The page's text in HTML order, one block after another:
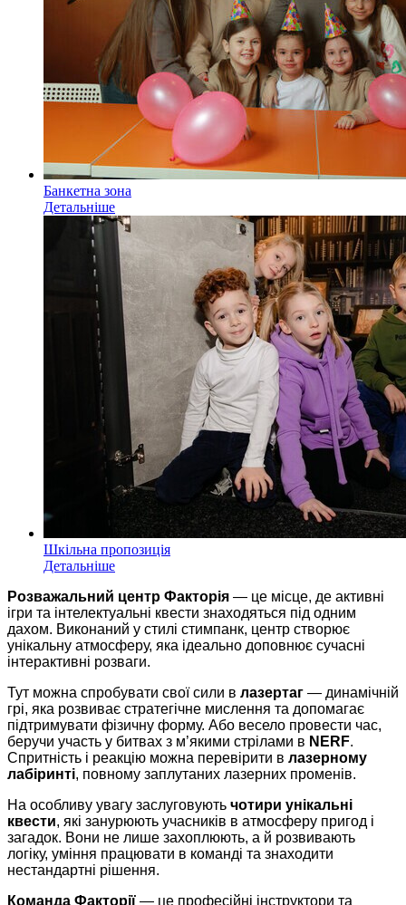
Банкетна зона
Детальніше
Шкільна пропозиція
Детальніше
Розважальний центр Факторія — це місце, де активні
ігри та інтелектуальні квести знаходяться під одним
дахом. Виконаний у стилі стимпанк, центр створює
унікальну атмосферу, яка ідеально доповнює сучасні
інтерактивні розваги.
Тут можна спробувати свої сили в лазертаг — динамічній
грі, яка розвиває стратегічне мислення та допомагає
підтримувати фізичну форму. Або весело провести час,
беручи участь у битвах з м’якими стрілами в NERF.
Спритність і реакцію можна перевірити в лазерному
лабіринті, повному заплутаних лазерних променів.
На особливу увагу заслуговують чотири унікальні
квести, які занурюють учасників в атмосферу пригод і
загадок. Вони не лише захоплюють, а й розвивають
логіку, уміння працювати в команді та знаходити
нестандартні рішення.
Команда Факторії — це професійні інструктори та